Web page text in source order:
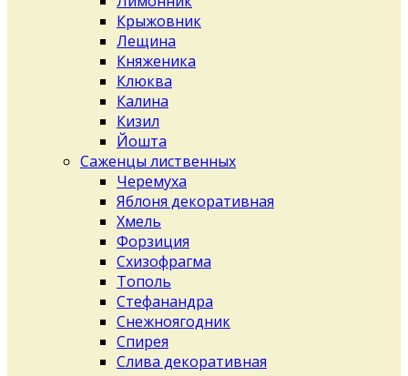
Крыжовник
Лещина
Княженика
Клюква
Калина
Кизил
Йошта
Саженцы лиственных
Черемуха
Яблоня декоративная
Хмель
Форзиция
Схизофрагма
Тополь
Стефанандра
Снежноягодник
Спирея
Слива декоративная